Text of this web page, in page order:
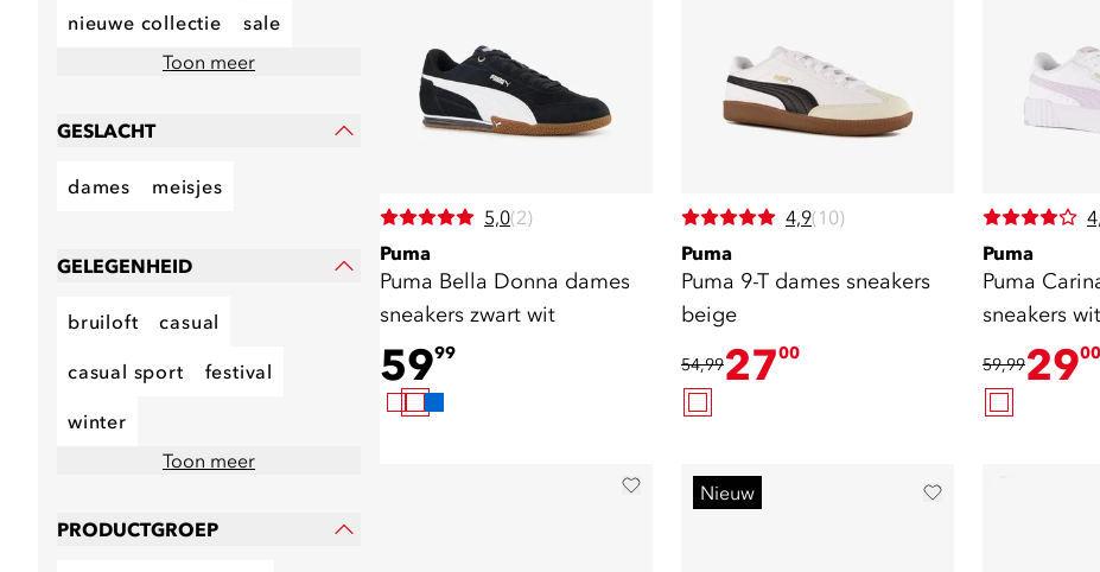
nieuwe collectie
sale
Toon meer
GESLACHT
dames meisjes
GELEGENHEID
bruiloft casual
casual sport festival
winter
Toon meer
PRODUCTGROEP
5,0(2)
Puma
Puma Bella Donna dames
sneakers zwart wit
5999
4,9(10)
Puma
Puma 9-T dames sneakers
beige
54,992700
Puma
Puma
sneakers
59,992900
Nieuw